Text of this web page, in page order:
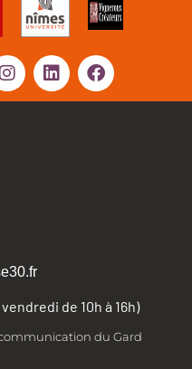
de 10h à 16h)
du Gard